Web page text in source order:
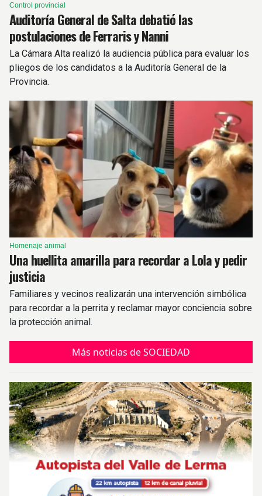
Control provincial
Auditoría General de Salta debatió las
postulaciones de Ferraris y Nanni
La Cámara Alta realizó la audiencia pública para evaluar los
pliegos de los candidatos a la Auditoría General de la
Provincia.
Homenaje animal
Una huellita amarilla para recordar a Lola y pedir
justicia
Familiares y vecinos realizarán una intervención simbólica
para recordar a la perrita y reclamar mayor conciencia sobre
la protección animal.
Más noticias de SOCIEDAD